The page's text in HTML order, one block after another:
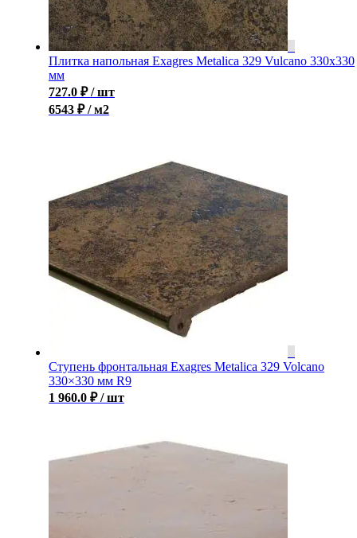
Плитка напольная Exagres Metalica 329 Vulcano 330х330
мм
727.0 ₽ / шт
6543 ₽ / м2
Ступень фронтальная Exagres Metalica 329 Volcano
330×330 мм R9
1 960.0 ₽ / шт